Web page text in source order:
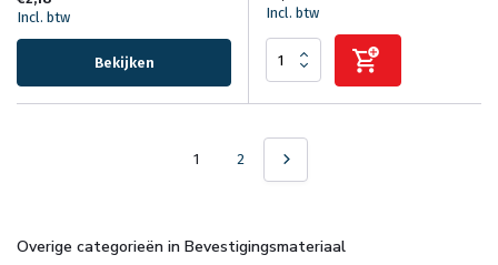
Incl. btw
Bekijken
Incl. btw
1 2
Overige categorieën in Bevestigingsmateriaal